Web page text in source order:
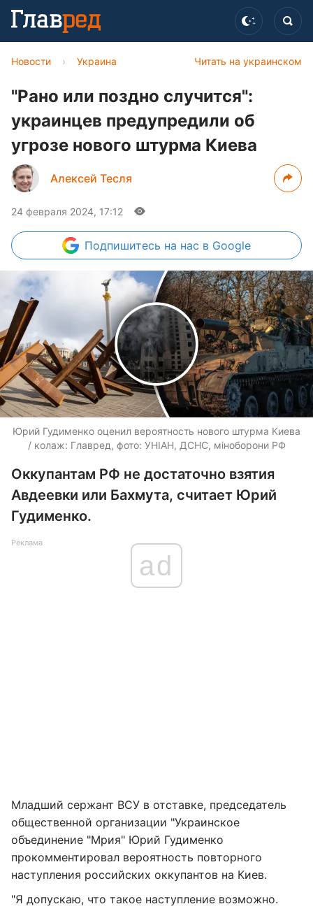
Читать на украинском
Новости › Украина
"Рано или поздно случится":
украинцев предупредили об
угрозе нового штурма Киева
Алексей Тесля
24 февраля 2024, 17:12
Подпишитесь на нас в Google
Юрий Гудименко оценил вероятность нового штурма Киева
/ колаж: Главред, фото: УНІАН, ДСНС, міноборони РФ
Оккупантам РФ не достаточно взятия
Авдеевки или Бахмута, считает Юрий
Гудименко.
Реклама
ad
Младший сержант ВСУ в отставке, председатель
общественной организации "Украинское
объединение "Мрия" Юрий Гудименко
прокомментировал вероятность повторного
наступления российских оккупантов на Киев.
"Я допускаю, что такое наступление возможно.